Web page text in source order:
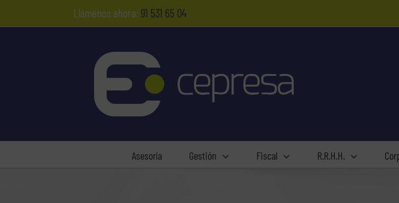
Llámenos ahora: 91 531 65 04
Asesoría Gestión Fiscal R.R.H.H.